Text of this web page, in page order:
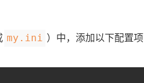
​my.ini​ ​）中，添加以下配置项